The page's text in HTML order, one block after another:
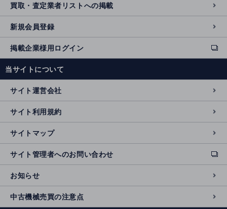
買取・査定業者リストへの掲載
新規会員登録
掲載企業様用ログイン
ext
e
n
al
si
t
e
当サイトについて
サイト運営会社
サイト利用規約
サイトマップ
サイト管理者へのお問い合わせ
ext
e
r
n
al
お知らせ
中古機械売買の注意点